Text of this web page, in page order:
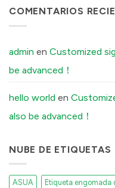
Distilleries
The
Secret
Aluminum
Stickers
Off
Our
Factory
It)
COMENTARIOS
admin en Customized
be advanced！
hello world en
also be advanced！
NUBE DE ETIQUETAS
ASUA Etiqueta engomada